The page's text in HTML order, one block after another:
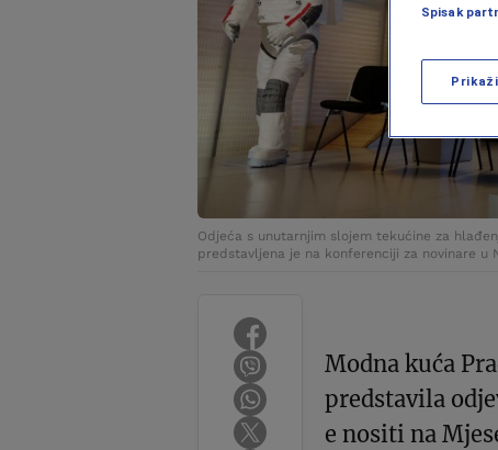
Odjeća s unutarnjim slojem tekućine za
predstavljena je na konferenciji za novinare u
Modna kuća
predstavila
e nositi na
Spisak